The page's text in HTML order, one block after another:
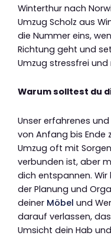
Winterthur nach
Umzug Scholz aus
die Nummer eins,
Richtung geht und
Umzug stressfrei
Warum solltest du
Unser erfahrenes
von Anfang bis Ende
Umzug oft mit
verbunden ist, aber
dich entspannen.
der Planung und
deiner Möbel und
darauf verlassen,
Umsicht dein Hab